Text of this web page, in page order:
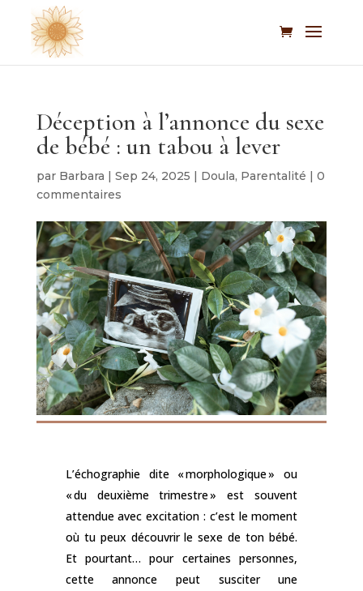
Déception à l’annonce du sexe
de bébé : un tabou à lever
par Barbara | Sep 24, 2025 | Doula, Parentalité | 0
commentaires
L’échographie dite « morphologique » ou
« du deuxième trimestre » est souvent
attendue avec excitation : c’est le moment
où tu peux découvrir le sexe de ton bébé.
Et pourtant… pour certaines personnes,
cette annonce peut susciter une